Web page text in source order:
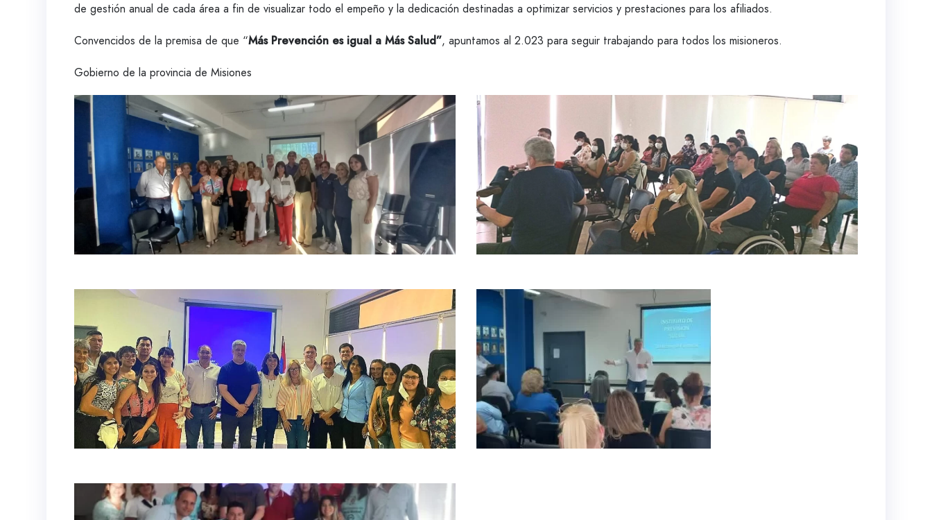
de gestión anual de cada área a fin de visualizar todo el empeño y la dedicación destinadas a optimizar servicios y prestaciones para los afiliados.
Convencidos de la premisa de que “Más Prevención es igual a Más Salud”, apuntamos al 2.023 para seguir trabajando para todos los misioneros.
Gobierno de la provincia de Misiones